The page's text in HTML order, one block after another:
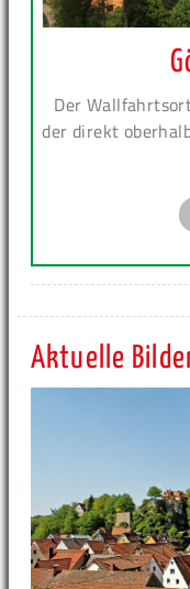
Der
der direkt
Aktuelle